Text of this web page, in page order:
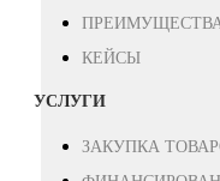
КЕЙСЫ
УСЛУГИ
ЗАКУПКА